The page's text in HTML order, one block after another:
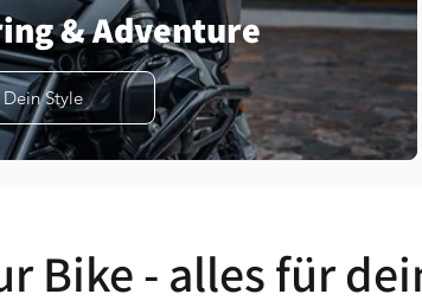
& Adventure
Dein Style
Bike - alles für